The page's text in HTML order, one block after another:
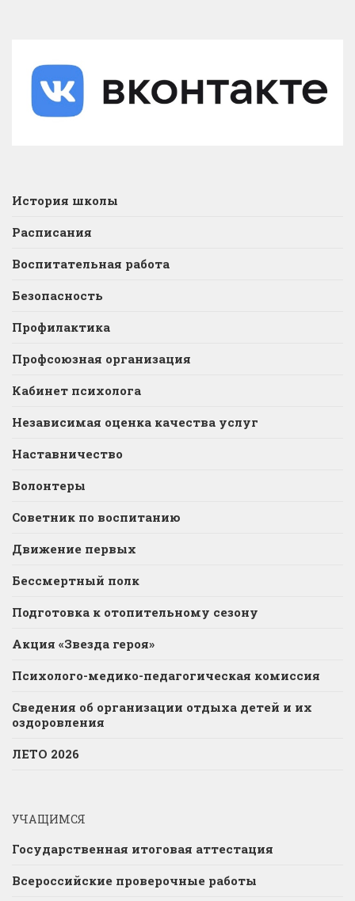
История школы
Расписания
Воспитательная работа
Безопасность
Профилактика
Профсоюзная организация
Кабинет психолога
Независимая оценка качества услуг
Наставничество
Волонтеры
Советник по воспитанию
Движение первых
Бессмертный полк
Подготовка к отопительному сезону
Акция «Звезда героя»
Психолого-медико-педагогическая комиссия
Сведения об организации отдыха детей и их
оздоровления
ЛЕТО 2026
УЧАЩИМСЯ
Государственная итоговая аттестация
Всероссийские проверочные работы